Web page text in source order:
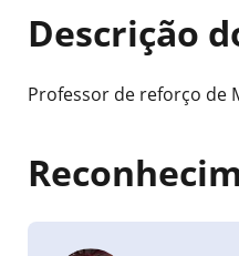
Descrição
Professor de reforço de